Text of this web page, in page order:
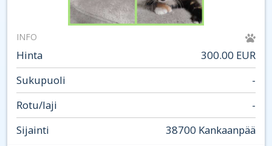
INFO
Hinta
300.00 EUR
Sukupuoli
-
Rotu/laji
-
Sijainti
38700 Kankaanpää